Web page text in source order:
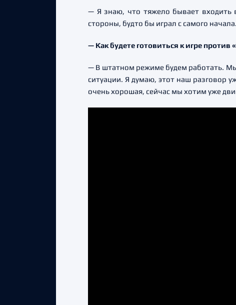
— Я знаю, что тяжело бывает входить
стороны, будто бы играл с самого начала.
— Как будете готовиться к игре против
— В штатном режиме будем работать. Мы
ситуации. Я думаю, этот наш разговор
очень хорошая, сейчас мы хотим уже